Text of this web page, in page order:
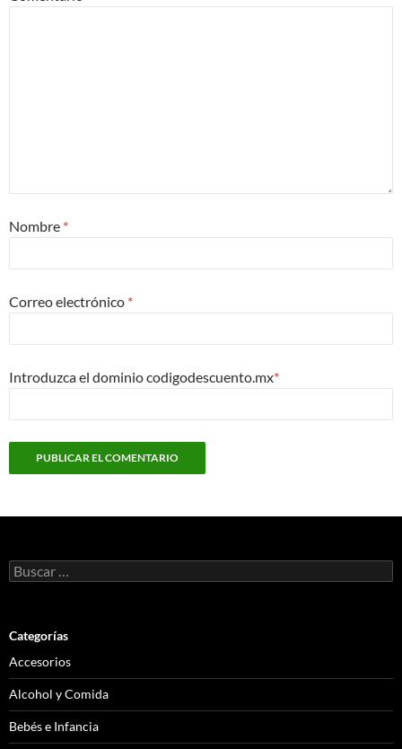
Nombre *
Correo electrónico *
Introduzca el dominio codigodescuento.mx*
Buscar:
Categorías
Accesorios
Alcohol y Comida
Bebés e Infancia